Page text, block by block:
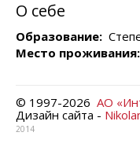
О себе
Образование:
Место проживания:
© 1997-2026 АО
Дизайн сайта -
2014